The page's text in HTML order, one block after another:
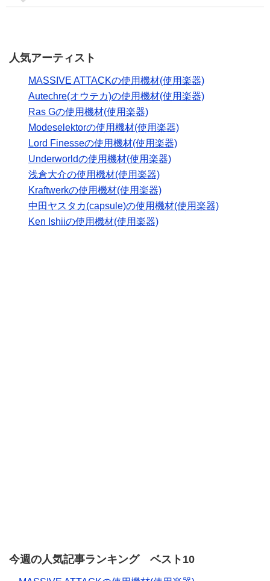
人気アーティスト
MASSIVE ATTACKの使用機材(使用楽器)
Autechre(オウテカ)の使用機材(使用楽器)
Ras Gの使用機材(使用楽器)
Modeselektorの使用機材(使用楽器)
Lord Finesseの使用機材(使用楽器)
Underworldの使用機材(使用楽器)
浅倉大介の使用機材(使用楽器)
Kraftwerkの使用機材(使用楽器)
中田ヤスタカ(capsule)の使用機材(使用楽器)
Ken Ishiiの使用機材(使用楽器)
今週の人気記事ランキング ベスト10